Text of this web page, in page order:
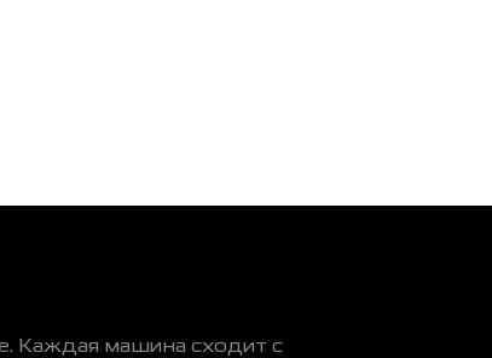
Каждая машина сходит с